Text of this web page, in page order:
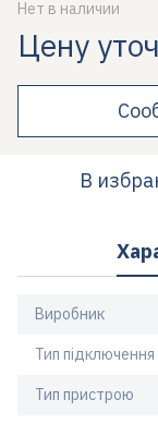
Нет в наличии
Цену
В
Виробник
Тип підключення
Тип пристрою